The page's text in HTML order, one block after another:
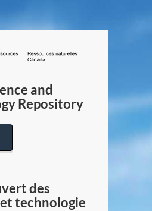
/
Canada
and
Repository
des
technologie